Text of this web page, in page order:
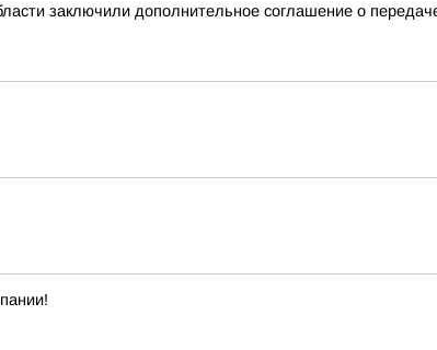
заключили дополнительное соглашение о